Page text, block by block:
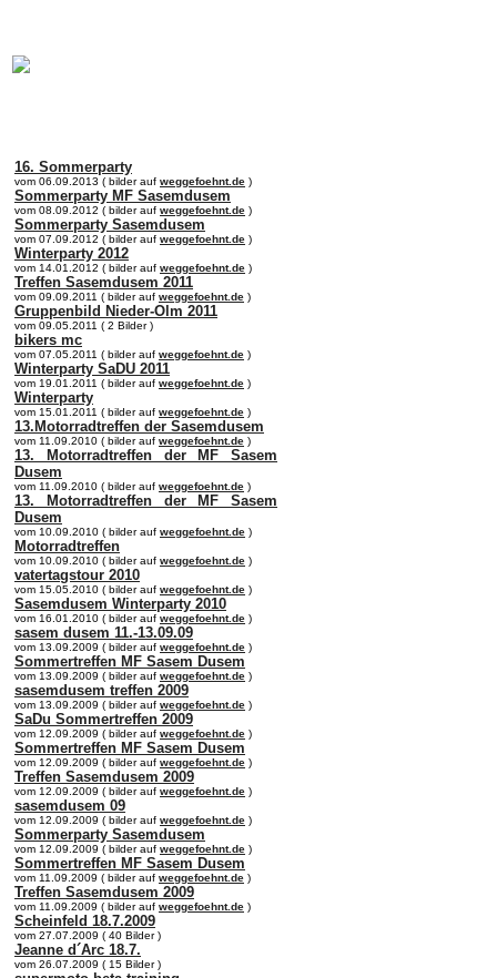
16. Sommerparty
vom 06.09.2013 ( bilder auf weggefoehnt.de )
Sommerparty MF Sasemdusem
vom 08.09.2012 ( bilder auf weggefoehnt.de )
Sommerparty Sasemdusem
vom 07.09.2012 ( bilder auf weggefoehnt.de )
Winterparty 2012
vom 14.01.2012 ( bilder auf weggefoehnt.de )
Treffen Sasemdusem 2011
vom 09.09.2011 ( bilder auf weggefoehnt.de )
Gruppenbild Nieder-Olm 2011
vom 09.05.2011 ( 2 Bilder )
bikers mc
vom 07.05.2011 ( bilder auf weggefoehnt.de )
Winterparty SaDU 2011
vom 19.01.2011 ( bilder auf weggefoehnt.de )
Winterparty
vom 15.01.2011 ( bilder auf weggefoehnt.de )
13.Motorradtreffen der Sasemdusem
vom 11.09.2010 ( bilder auf weggefoehnt.de )
13. Motorradtreffen der MF Sasem
Dusem
vom 11.09.2010 ( bilder auf weggefoehnt.de )
13. Motorradtreffen der MF Sasem
Dusem
vom 10.09.2010 ( bilder auf weggefoehnt.de )
Motorradtreffen
vom 10.09.2010 ( bilder auf weggefoehnt.de )
vatertagstour 2010
vom 15.05.2010 ( bilder auf weggefoehnt.de )
Sasemdusem Winterparty 2010
vom 16.01.2010 ( bilder auf weggefoehnt.de )
sasem dusem 11.-13.09.09
vom 13.09.2009 ( bilder auf weggefoehnt.de )
Sommertreffen MF Sasem Dusem
vom 13.09.2009 ( bilder auf weggefoehnt.de )
sasemdusem treffen 2009
vom 13.09.2009 ( bilder auf weggefoehnt.de )
SaDu Sommertreffen 2009
vom 12.09.2009 ( bilder auf weggefoehnt.de )
Sommertreffen MF Sasem Dusem
vom 12.09.2009 ( bilder auf weggefoehnt.de )
Treffen Sasemdusem 2009
vom 12.09.2009 ( bilder auf weggefoehnt.de )
sasemdusem 09
vom 12.09.2009 ( bilder auf weggefoehnt.de )
Sommerparty Sasemdusem
vom 12.09.2009 ( bilder auf weggefoehnt.de )
Sommertreffen MF Sasem Dusem
vom 11.09.2009 ( bilder auf weggefoehnt.de )
Treffen Sasemdusem 2009
vom 11.09.2009 ( bilder auf weggefoehnt.de )
Scheinfeld 18.7.2009
vom 27.07.2009 ( 40 Bilder )
Jeanne d´Arc 18.7.
vom 26.07.2009 ( 15 Bilder )